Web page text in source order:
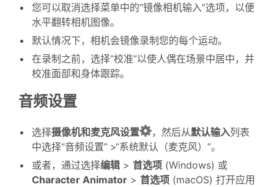
您可以取消选择菜单中的“镜像相机输入”选项，以便
水平翻转相机图像。
默认情况下，相机会镜像录制您的每个运动。
在录制之前，选择“校准”以使人偶在场景中居中，并
校准面部和身体跟踪。
音频设置
选择摄像机和麦克风设置 ，然后从默认输入列表
中选择“音频设置” >“系统默认（麦克风）”。
或者，通过选择编辑 > 首选项 (Windows) 或
Character Animator > 首选项 (macOS) 打开应用